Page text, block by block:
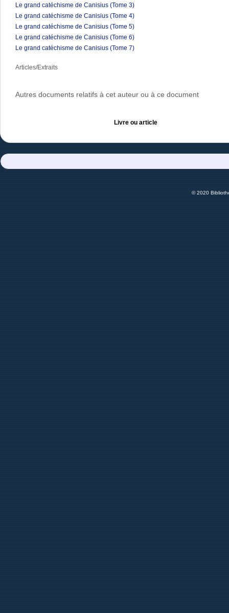
Le grand catéchisme de Canisius (Tome 3)
Le grand catéchisme de Canisius (Tome 4)
Le grand catéchisme de Canisius (Tome 5)
Le grand catéchisme de Canisius (Tome 6)
Le grand catéchisme de Canisius (Tome 7)
Articles/Extraits
Autres documents relatifs à cet auteur ou à ce document
Livre ou article
© 2020